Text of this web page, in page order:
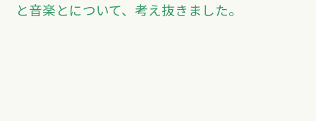
と音楽とについて、考え抜きました。